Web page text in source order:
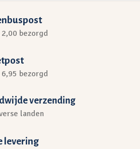
2,00 bezorgd
6,95 bezorgd
verzending
landen
levering